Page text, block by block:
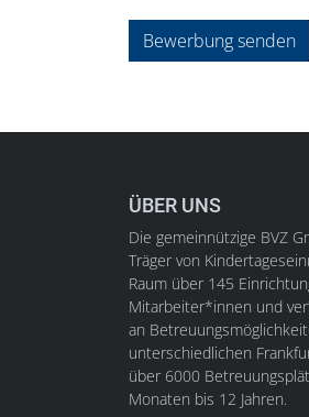
Bewerbung senden
ÜBER UNS
Die gemeinnützige BVZ
Träger von
Raum über 145
Mitarbeiter*innen und
an
unterschiedlichen
über 6000
Monaten bis 12 Jahren.